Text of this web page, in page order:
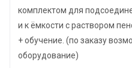
комплектом для
и к ёмкости с раствором
+ обучение. (по заказу
оборудование)